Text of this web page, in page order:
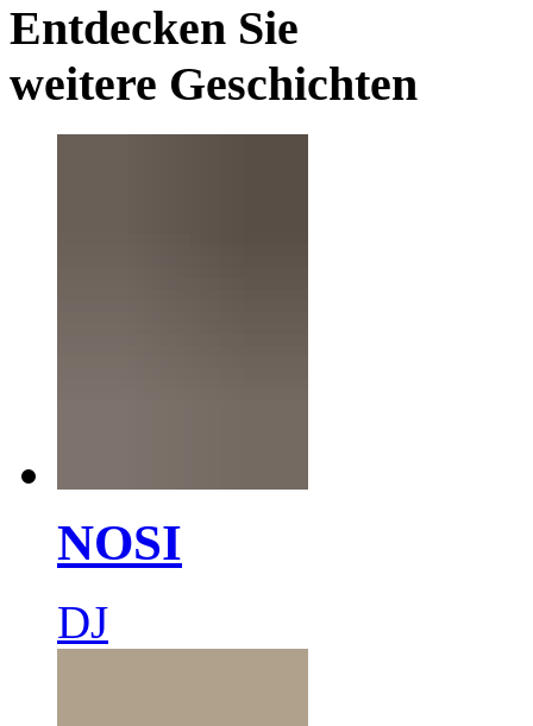
Entdecken Sie
weitere Geschichten
NOSI
DJ